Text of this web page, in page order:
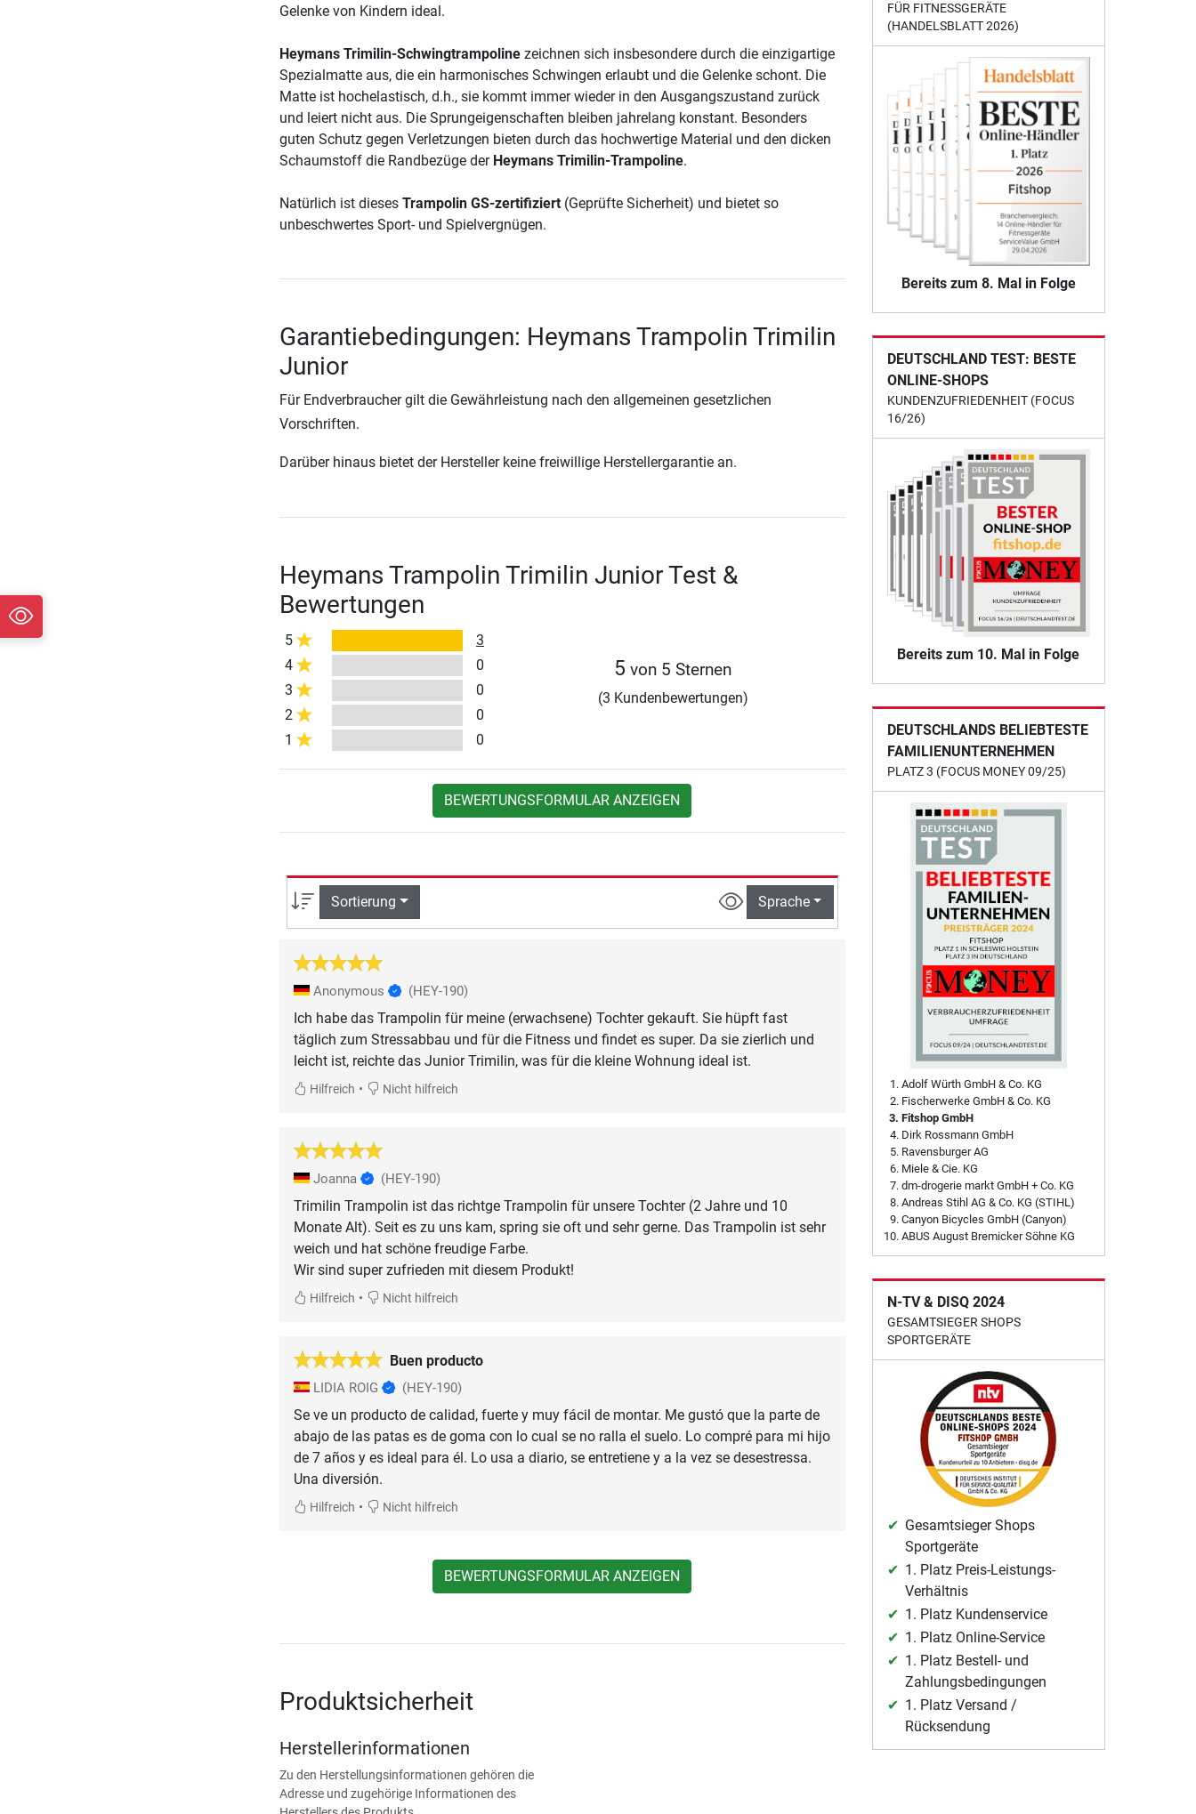
Gelenke von Kindern ideal.
Heymans Trimilin-Schwingtrampolinezeichnen sich insbesondere durch die einzigartige
Spezialmatte aus, die ein harmonisches Schwingen erlaubt und die Gelenke schont. Die
Matte ist hochelastisch, d.h., sie kommt immer wieder in den Ausgangszustand zurück
und leiert nicht aus. Die Sprungeigenschaften bleiben jahrelang konstant. Besonders
guten Schutz gegen Verletzungen bieten durch das hochwertige Material und den dicken
Schaumstoff die Randbezüge der Heymans Trimilin-Trampoline.
Natürlich ist dieses Trampolin GS-zertifiziert(Geprüfte Sicherheit) und bietet so
unbeschwertes Sport- und Spielvergnügen.
Garantiebedingungen: Heymans Trampolin Trimilin
Junior
Für Endverbraucher gilt die Gewährleistung nach den allgemeinen gesetzlichen
Vorschriften.
Darüber hinaus bietet der Hersteller keine freiwillige Herstellergarantie an.
Heymans Trampolin Trimilin Junior Test &
Bewertungen
5
3
4
0
3
0
2
0
1
0
5 von 5 Sternen
(3 Kundenbewertungen)
BEWERTUNGSFORMULAR ANZEIGEN
Sortierung Sprache
Anonymous (HEY-190)
Ich habe das Trampolin für meine (erwachsene) Tochter gekauft. Sie hüpft fast
täglich zum Stressabbau und für die Fitness und findet es super. Da sie zierlich und
leicht ist, reichte das Junior Trimilin, was für die kleine Wohnung ideal ist.
Hilfreich • Nicht hilfreich
Joanna (HEY-190)
Trimilin Trampolin ist das richtge Trampolin für unsere Tochter (2 Jahre und 10
Monate Alt). Seit es zu uns kam, spring sie oft und sehr gerne. Das Trampolin ist sehr
weich und hat schöne freudige Farbe.
Wir sind super zufrieden mit diesem Produkt!
Hilfreich • Nicht hilfreich
Buen producto
LIDIA ROIG (HEY-190)
Se ve un producto de calidad, fuerte y muy fácil de montar. Me gustó que la parte de
abajo de las patas es de goma con lo cual se no ralla el suelo. Lo compré para mi hijo
de 7 años y es ideal para él. Lo usa a diario, se entretiene y a la vez se desestressa.
Hilfreich • Nicht hilfreich
BEWERTUNGSFORMULAR ANZEIGEN
Produktsicherheit
Herstellerinformationen
Zu den Herstellungsinformationen gehören die
Adresse und zugehörige Informationen des
FÜR FITNESSGERÄTE
(HANDELSBLATT 2026)
Bereits zum 8. Mal in Folge
DEUTSCHLAND TEST: BESTE
ONLINE-SHOPS
KUNDENZUFRIEDENHEIT (FOCUS
16/26)
Bereits zum 10. Mal in Folge
DEUTSCHLANDS BELIEBTESTE
FAMILIENUNTERNEHMEN
PLATZ 3 (FOCUS MONEY 09/25)
Adolf Würth GmbH & Co. KG
Fischerwerke GmbH & Co. KG
Fitshop GmbH
Dirk Rossmann GmbH
Ravensburger AG
Miele & Cie. KG
dm-drogerie markt GmbH + Co. KG
Andreas Stihl AG & Co. KG (STIHL)
Canyon Bicycles GmbH (Canyon)
ABUS August Bremicker Söhne KG
N-TV & DISQ 2024
GESAMTSIEGER SHOPS
SPORTGERÄTE
Gesamtsieger Shops
Sportgeräte
1. Platz Preis-Leistungs-
Verhältnis
1. Platz Kundenservice
1. Platz Online-Service
1. Platz Bestell- und
Zahlungsbedingungen
1. Platz Versand /
Rücksendung